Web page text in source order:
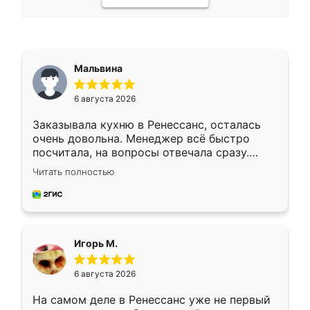
Мальвина
6 августа 2026
Заказывала кухню в Ренессанс, осталась
очень довольна. Менеджер всё быстро
посчитала, на вопросы отвечала сразу.
Замерщик приехал в субботу, подошёл к
делу со всей ответственностью. Собрали
за день, ребята работали аккуратно, даже
Читать полностью
Игорь М.
6 августа 2026
На самом деле в Ренессанс уже не первый